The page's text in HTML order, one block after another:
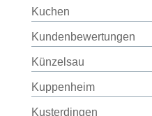
Kuchen
Kundenbewertungen
Künzelsau
Kuppenheim
Kusterdingen